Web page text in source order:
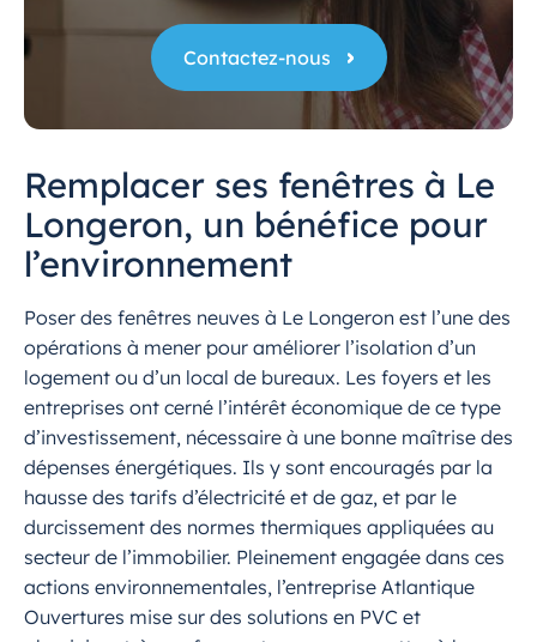
Contactez-nous
Remplacer ses fenêtres à Le
Longeron, un bénéfice pour
l’environnement
Poser des fenêtres neuves à Le Longeron est l’une des
opérations à mener pour améliorer l’isolation d’un
logement ou d’un local de bureaux. Les foyers et les
entreprises ont cerné l’intérêt économique de ce type
d’investissement, nécessaire à une bonne maîtrise des
dépenses énergétiques. Ils y sont encouragés par la
hausse des tarifs d’électricité et de gaz, et par le
durcissement des normes thermiques appliquées au
secteur de l’immobilier. Pleinement engagée dans ces
actions environnementales, l’entreprise Atlantique
Ouvertures mise sur des solutions en PVC et